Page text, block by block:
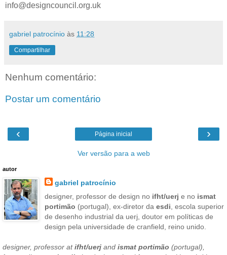
info@designcouncil.org.uk
gabriel patrocínio às 11:28
Compartilhar
Nenhum comentário:
Postar um comentário
‹ ›
Página inicial
Ver versão para a web
autor
gabriel patrocínio
designer, professor de design no ifht/uerj e no ismat
portimão (portugal), ex-diretor da esdi , escola superior
de desenho industrial da uerj, doutor em políticas de
design pela universidade de cranfield, reino unido.
designer, professor atifht/uerj and ismat portimão (portugal),